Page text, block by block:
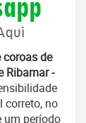
coroas de
Ribamar -
correto, no
um período